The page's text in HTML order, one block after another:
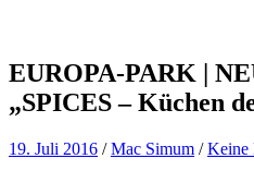
EUROPA-PARK |
„SPICES – Küchen
19. Juli 2016 /Mac Simum /Keine